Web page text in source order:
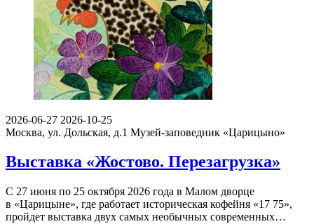
2026-06-27 2026-10-25
Москва, ул. Дольская, д.1 Музей-заповедник «Царицыно»
Выставка «Жостово. Перезагрузка»
С 27 июня по 25 октября 2026 года в Малом дворце
в «Царицыне», где работает историческая кофейня «17 75»,
пройдет выставка двух самых необычных современных…